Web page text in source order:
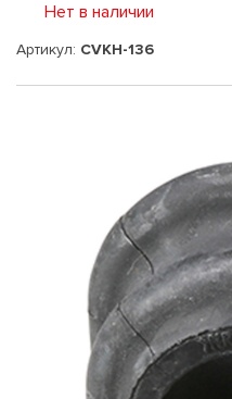
Нет в наличии
Артикул: CVKH-136